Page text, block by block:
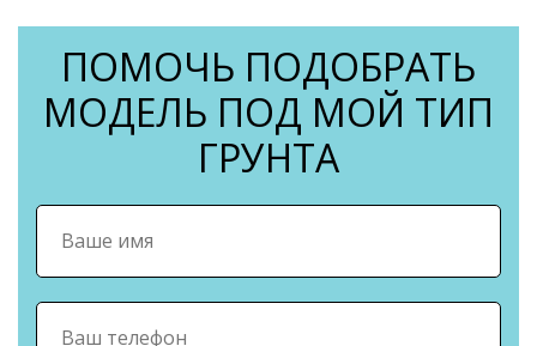
ПОМОЧЬ ПОДОБРАТЬ
МОДЕЛЬ ПОД МОЙ ТИП
ГРУНТА